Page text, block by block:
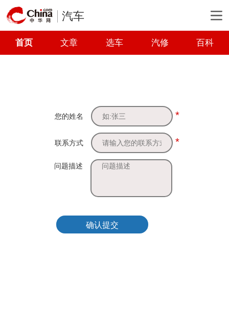
汽车
首页 文章 选车 汽修 百科
您的姓名 *
联系方式 *
问题描述
确认提交